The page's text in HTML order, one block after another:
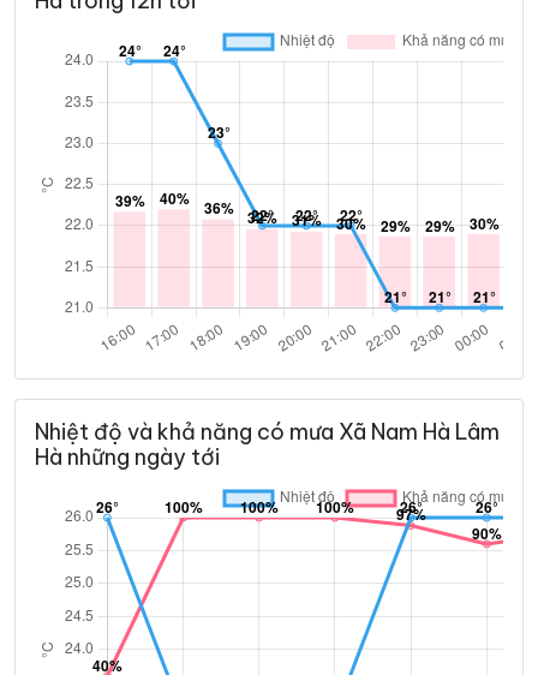
Nhiệt độ và khả năng có mưa Xã Nam Hà Lâm
Hà những ngày tới